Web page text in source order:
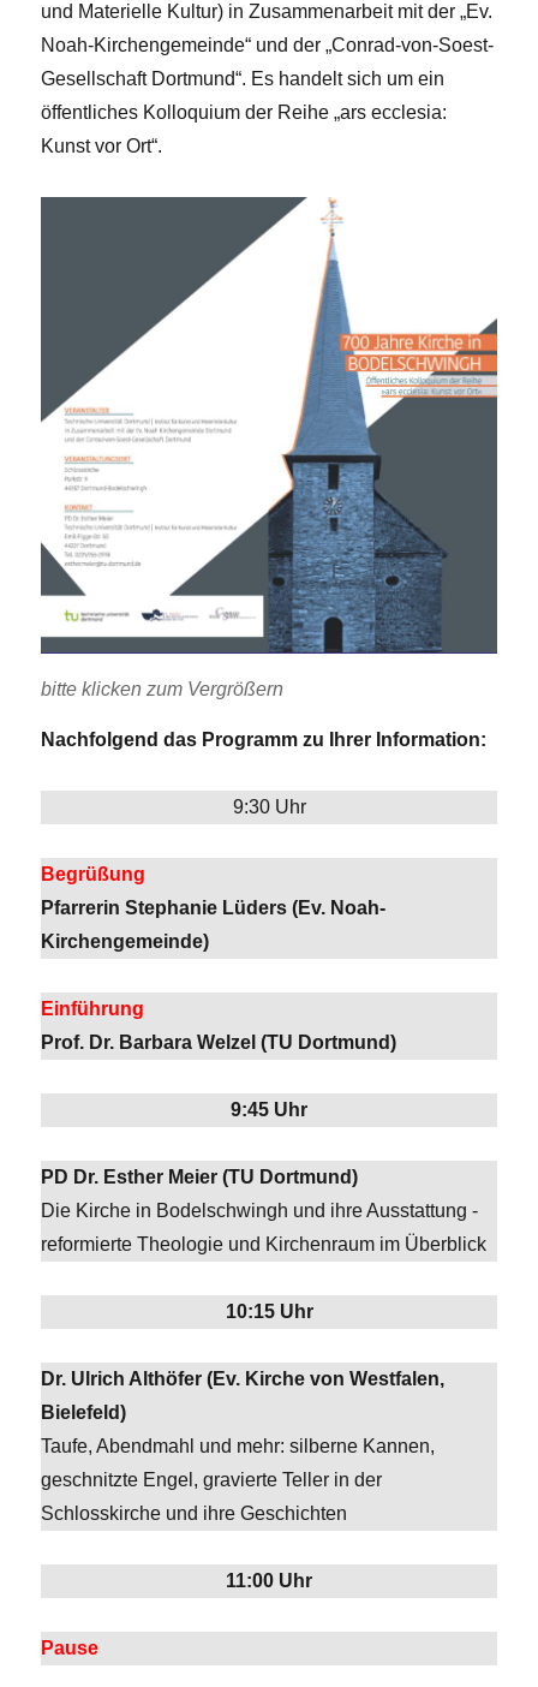
und Materielle Kultur) in Zusammenarbeit mit der „Ev.
Noah-Kirchengemeinde“ und der „Conrad-von-Soest-
Gesellschaft Dortmund“. Es handelt sich um ein
öffentliches Kolloquium der Reihe „ars ecclesia:
Kunst vor Ort“.
bitte klicken zum Vergrößern
Nachfolgend das Programm zu Ihrer Information:
9:30 Uhr
Begrüßung
Pfarrerin Stephanie Lüders (Ev. Noah-
Kirchengemeinde)
Einführung
Prof. Dr. Barbara Welzel (TU Dortmund)
9:45 Uhr
PD Dr. Esther Meier (TU Dortmund)
Die Kirche in Bodelschwingh und ihre Ausstattung -
reformierte Theologie und Kirchenraum im Überblick
10:15 Uhr
Dr. Ulrich Althöfer (Ev. Kirche von Westfalen,
Bielefeld)
Taufe, Abendmahl und mehr: silberne Kannen,
geschnitzte Engel, gravierte Teller in der
Schlosskirche und ihre Geschichten
11:00 Uhr
Pause